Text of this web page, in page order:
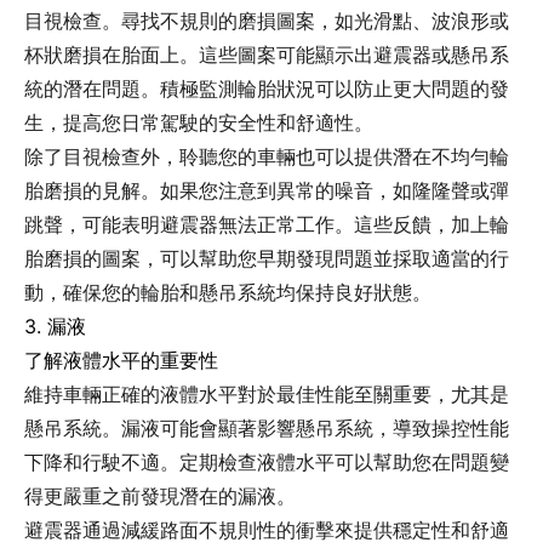
目視檢查。尋找不規則的磨損圖案，如光滑點、波浪形或
杯狀磨損在胎面上。這些圖案可能顯示出避震器或懸吊系
統的潛在問題。積極監測輪胎狀況可以防止更大問題的發
生，提高您日常駕駛的安全性和舒適性。
除了目視檢查外，聆聽您的車輛也可以提供潛在不均勻輪
胎磨損的見解。如果您注意到異常的噪音，如隆隆聲或彈
跳聲，可能表明避震器無法正常工作。這些反饋，加上輪
胎磨損的圖案，可以幫助您早期發現問題並採取適當的行
動，確保您的輪胎和懸吊系統均保持良好狀態。
3. 漏液
了解液體水平的重要性
維持車輛正確的液體水平對於最佳性能至關重要，尤其是
懸吊系統。漏液可能會顯著影響懸吊系統，導致操控性能
下降和行駛不適。定期檢查液體水平可以幫助您在問題變
得更嚴重之前發現潛在的漏液。
避震器通過減緩路面不規則性的衝擊來提供穩定性和舒適